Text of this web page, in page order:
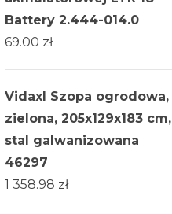
Battery 2.444-014.0
69.00 zł
Vidaxl Szopa ogrodowa,
zielona, 205x129x183 cm,
stal galwanizowana
46297
1 358.98 zł